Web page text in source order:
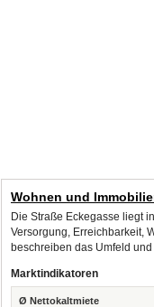
Wohnen und
Die Straße Eckegasse liegt
Versorgung, Erreichbarkeit,
beschreiben das Umfeld
Marktindikatoren
Ø Nettokaltmiete